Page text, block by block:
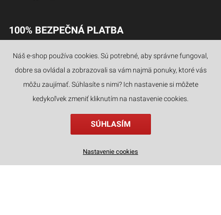
100% BEZPEČNÁ PLATBA
JAZYKY
Náš e-shop používa cookies. Sú potrebné, aby správne fungoval,
dobre sa ovládal a zobrazovali sa vám najmä ponuky, ktoré vás
môžu zaujímať. Súhlasíte s nimi? Ich nastavenie si môžete
kedykoľvek zmeniť kliknutím na nastavenie cookies.
SÚHLASÍM
Nastavenie cookies